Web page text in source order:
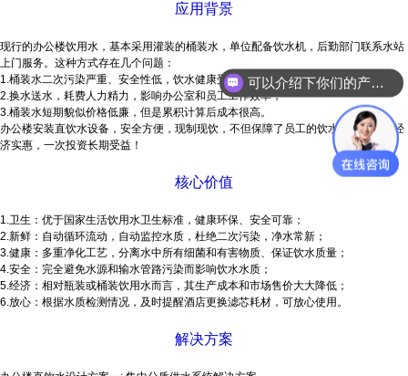
应用背景
现行的办公楼饮用水，基本采用灌装的桶装水，单位配备饮水机，后勤部门联系水站
上门服务。这种方式存在几个问题：
1.桶装水二次污染严重、安全性低，饮水健康受到威胁；
2.换水送水，耗费人力精力，影响办公室和员工工作效率；
3.桶装水短期貌似价格低廉，但是累积计算后成本很高。
办公楼安装直饮水设备，安全方便，现制现饮，不但保障了员工的饮水健康，而且经
济实惠，一次投资长期受益！
核心价值
1.卫生：优于国家生活饮用水卫生标准，健康环保、安全可靠；
2.新鲜：自动循环流动，自动监控水质，杜绝二次污染，净水常新；
3.健康：多重净化工艺，分离水中所有细菌和有害物质、保证饮水质量；
4.安全：完全避免水源和输水管路污染而影响饮水水质；
5.经济：相对瓶装或桶装饮用水而言，其生产成本和市场售价大大降低；
6.放心：根据水质检测情况，及时提醒酒店更换滤芯耗材，可放心使用。
解决方案
可以介绍下你们的产品么？